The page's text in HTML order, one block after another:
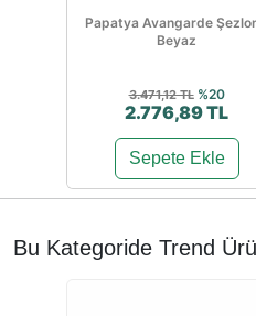
Papatya Avangarde
Beyaz
3.471,12 TL %20
2.776,89 TL
Sepete Ekle
Bu Kategoride Trend